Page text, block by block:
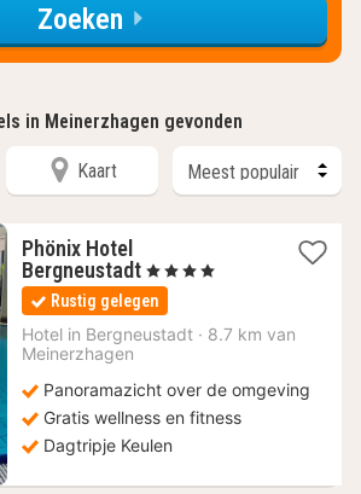
Zoeken
in Meinerzhagen gevonden
Kaart
Phönix Hotel
Bergneustadt 1
nacht
vanaf
140
, 4 Sterren
Rustig gelegen
Hotel in Bergneustadt · 8.7 km van
Meinerzhagen
Panoramazicht over de omgeving
Gratis wellness en fitness
Dagtripje Keulen